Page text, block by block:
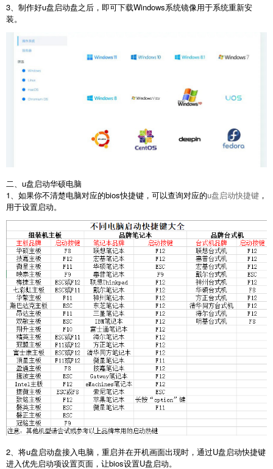
3、制作好u盘启动盘之后，即可下载Windows系统镜像用于系统重新安
装。
二、u盘启动华硕电脑
1、如果你不清楚电脑对应的bios快捷键，可以查询对应的u盘启动快捷键 ，
用于设置启动。
2、将u盘启动盘接入电脑，重启并在开机画面出现时，通过U盘启动快捷键
进入优先启动项设置页面，让bios设置U盘启动。